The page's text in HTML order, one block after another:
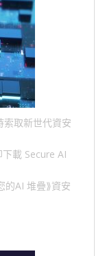
索取新世代資安
載 Secure AI
的AI 堆疊⟫資安